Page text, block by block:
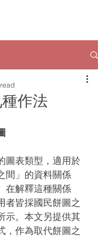
作法
圖表類型，適用於
間」的資料關係
在解釋這種關係
者皆採國民餅圖之
示。本文另提供其
，作為取代餅圖之